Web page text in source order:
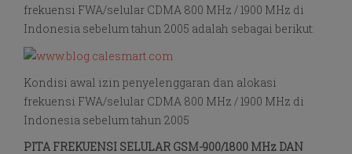
frekuensi FWA/selular CDMA 800 MHz / 1900 MHz di
Indonesia sebelum tahun 2005 adalah sebagai berikut:
Kondisi awal izin penyelenggaran dan alokasi
frekuensi FWA/selular CDMA 800 MHz / 1900 MHz di
Indonesia sebelum tahun 2005
PITA FREKUENSI SELULAR GSM-900/1800 MHz DAN